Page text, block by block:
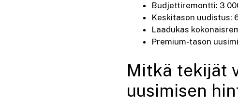
Budjettiremontti: 3
Keskitason uudistus:
Laadukas
Premium-tason
Mitkä tekijät
uusimisen